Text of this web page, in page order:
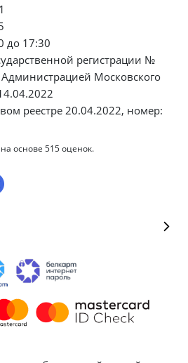
до 17:30
регистрации №
Московского
реестре 20.04.2022, номер:
на основе 515оценок.